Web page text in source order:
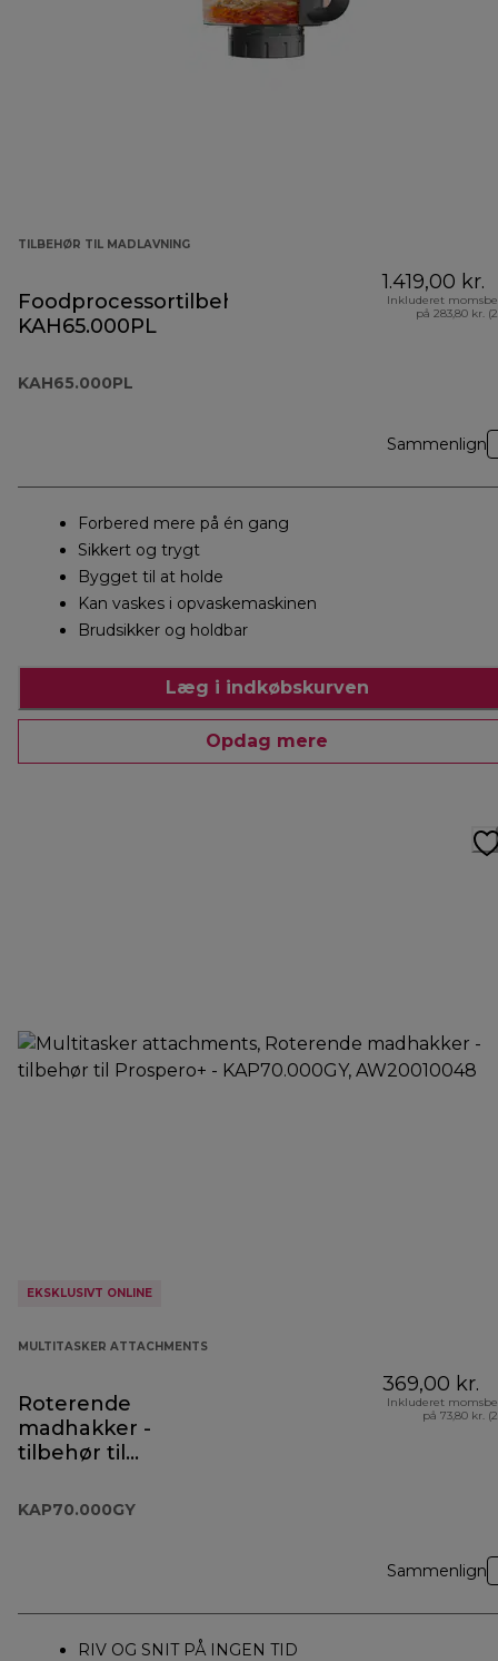
TILBEHØR TIL MADLAVNING
Foodprocessortilbehør
KAH65.000PL
KAH65.000PL
1.419,00 kr.
Inkluderet
på 283,80 kr.
Sammenlign
Forbered mere på én gang
Sikkert og trygt
Bygget til at holde
Kan vaskes i opvaskemaskinen
Brudsikker og holdbar
Læg i indkøbskurven
Opdag mere
EKSKLUSIVT ONLINE
MULTITASKER ATTACHMENTS
Roterende
madhakker -
tilbehør til
KAP70.000GY
KAP70.000GY
369,00 kr.
Inkluderet
på 73,80 kr.
Sammenlign
RIV OG SNIT PÅ INGEN TID